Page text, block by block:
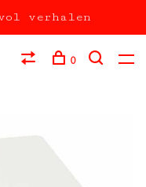
verhalen
0